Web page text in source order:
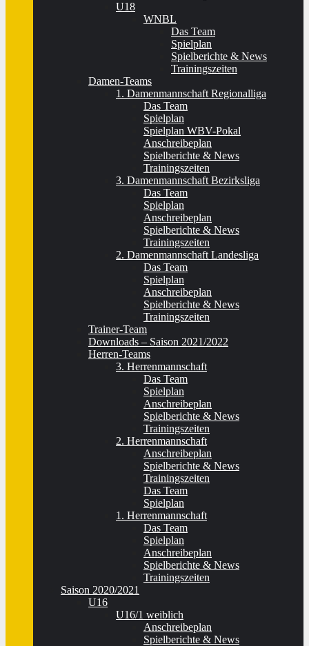
U18
WNBL
Das Team
Spielplan
Spielberichte & News
Trainingszeiten
Damen-Teams
1. Damenmannschaft Regionalliga
Das Team
Spielplan
Spielplan WBV-Pokal
Anschreibeplan
Spielberichte & News
Trainingszeiten
3. Damenmannschaft Bezirksliga
Das Team
Spielplan
Anschreibeplan
Spielberichte & News
Trainingszeiten
2. Damenmannschaft Landesliga
Das Team
Spielplan
Anschreibeplan
Spielberichte & News
Trainingszeiten
Trainer-Team
Downloads – Saison 2021/2022
Herren-Teams
3. Herrenmannschaft
Das Team
Spielplan
Anschreibeplan
Spielberichte & News
Trainingszeiten
2. Herrenmannschaft
Anschreibeplan
Spielberichte & News
Trainingszeiten
Das Team
Spielplan
1. Herrenmannschaft
Das Team
Spielplan
Anschreibeplan
Spielberichte & News
Trainingszeiten
Saison 2020/2021
U16
U16/1 weiblich
Anschreibeplan
Spielberichte & News